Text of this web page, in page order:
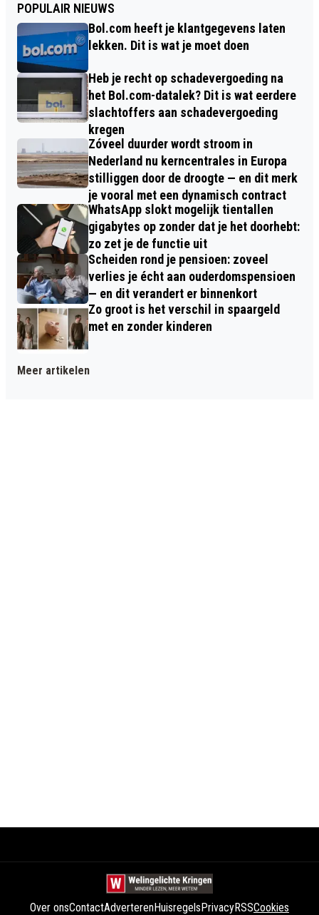
POPULAIR NIEUWS
Bol.com heeft je klantgegevens laten
lekken. Dit is wat je moet doen
Heb je recht op schadevergoeding na
het Bol.com-datalek? Dit is wat eerdere
slachtoffers aan schadevergoeding
kregen
Zóveel duurder wordt stroom in
Nederland nu kerncentrales in Europa
stilliggen door de droogte — en dit merk
je vooral met een dynamisch contract
WhatsApp slokt mogelijk tientallen
gigabytes op zonder dat je het doorhebt:
zo zet je de functie uit
Scheiden rond je pensioen: zoveel
verlies je écht aan ouderdomspensioen
— en dit verandert er binnenkort
Zo groot is het verschil in spaargeld
met en zonder kinderen
Meer artikelen
Over onsContactAdverterenHuisregelsPrivacyRSSCookies